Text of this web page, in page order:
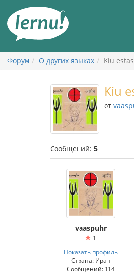
содержанию
Форум О других языках Kiu
Kiu
от
Сообщений: 5
vaaspuhr
1
Показать профиль
Страна: Иран
Сообщений: 114